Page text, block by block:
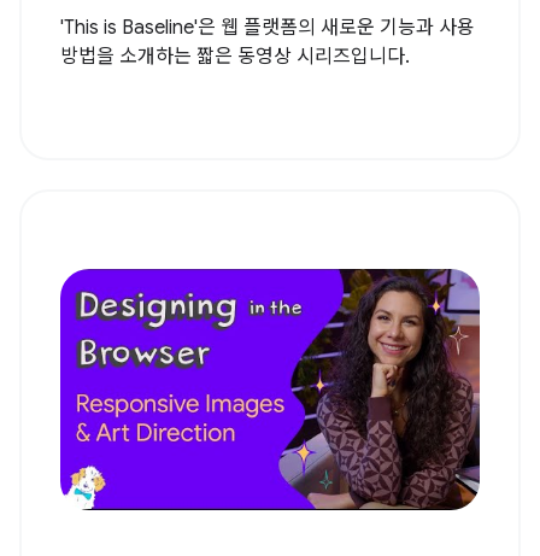
'This is Baseline'은 웹 플랫폼의 새로운 기능과 사용
방법을 소개하는 짧은 동영상 시리즈입니다.